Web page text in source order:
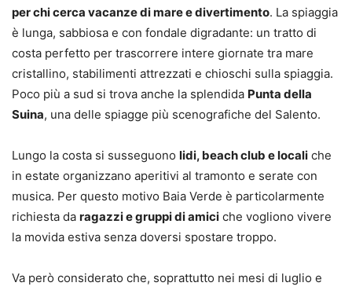
per chi cerca vacanze di mare e divertimento. La spiaggia
è lunga, sabbiosa e con fondale digradante: un tratto di
costa perfetto per trascorrere intere giornate tra mare
cristallino, stabilimenti attrezzati e chioschi sulla spiaggia.
Poco più a sud si trova anche la splendida Punta della
Suina, una delle spiagge più scenografiche del Salento.
Lungo la costa si susseguono lidi, beach club e locali che
in estate organizzano aperitivi al tramonto e serate con
musica. Per questo motivo Baia Verde è particolarmente
richiesta da ragazzi e gruppi di amici che vogliono vivere
la movida estiva senza doversi spostare troppo.
Va però considerato che, soprattutto nei mesi di luglio e